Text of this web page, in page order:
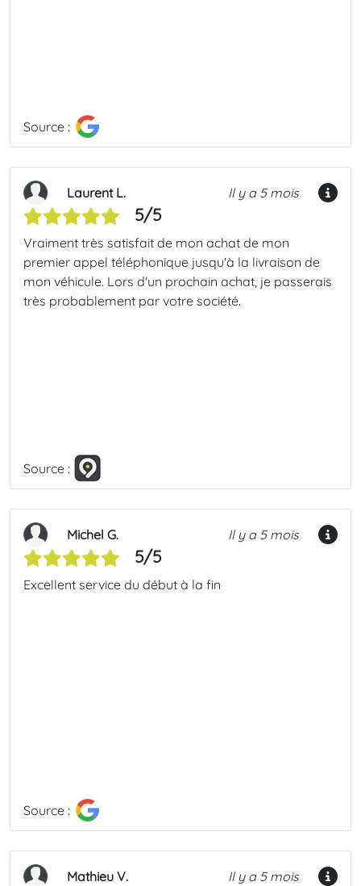
Source :
Laurent L. Il y a 5 mois
5/5
Vraiment très satisfait de mon achat de mon
premier appel téléphonique jusqu'à la livraison de
mon véhicule. Lors d'un prochain achat, je passerais
très probablement par votre société.
Source :
Michel G. Il y a 5 mois
5/5
Excellent service du début à la fin
Source :
Mathieu V. Il y a 5 mois